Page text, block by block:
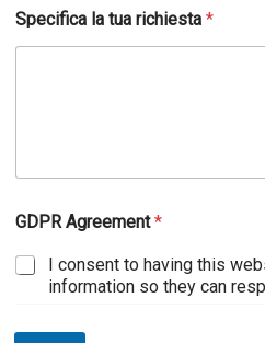
Specifica la tua richiesta*
GDPR Agreement*
I consent to having this
information so they can